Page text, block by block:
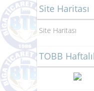
Site Haritası
Site Haritası
TOBB